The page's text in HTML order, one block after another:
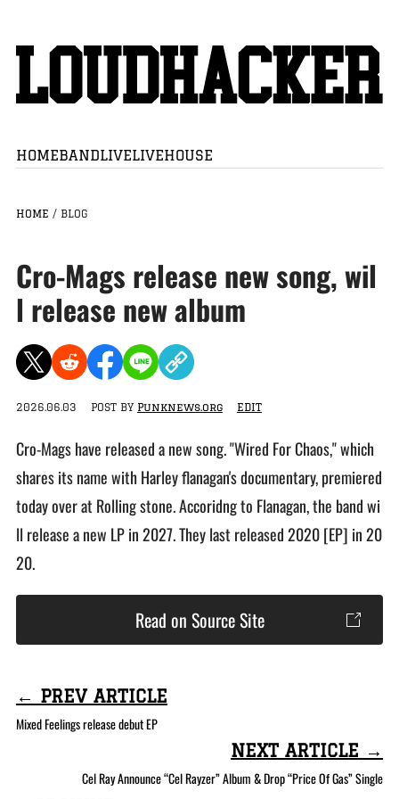
HOMEBANDLIVELIVEHOUSE
HOME / BLOG
Cro-Mags release new song, wil
l release new album
2026.06.03 POST BY Punknews.org EDIT
Cro-Mags have released a new song. "Wired For Chaos," which
shares its name with Harley flanagan's documentary, premiered
today over at Rolling stone. Accoridng to Flanagan, the band wi
ll release a new LP in 2027. They last released 2020 [EP] in 20
20.
Read on Source Site
← PREV ARTICLE
Mixed Feelings release debut EP
NEXT ARTICLE →
Cel Ray Announce “Cel Rayzer” Album & Drop “Price Of Gas” Single